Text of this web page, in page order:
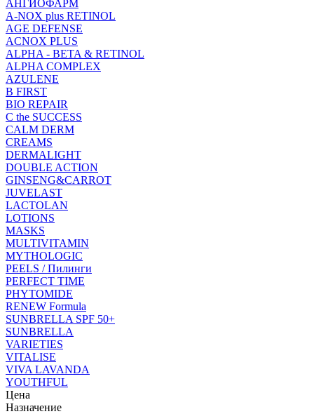
АНГИОФАРМ
A-NOX plus RETINOL
AGE DEFENSE
ACNOX PLUS
ALPHA - BETA & RETINOL
ALPHA COMPLEX
AZULENE
B FIRST
BIO REPAIR
C the SUCCESS
CALM DERM
CREAMS
DERMALIGHT
DOUBLE ACTION
GINSENG&CARROT
JUVELAST
LACTOLAN
LOTIONS
MASKS
MULTIVITAMIN
MYTHOLOGIC
PEELS / Пилинги
PERFECT TIME
PHYTOMIDE
RENEW Formula
SUNBRELLA SPF 50+
SUNBRELLA
VARIETIES
VITALISE
VIVA LAVANDA
YOUTHFUL
Цена
Назначение